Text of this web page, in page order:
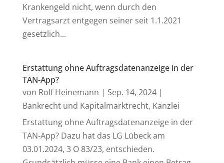
Krankengeld nicht, wenn durch den
Vertragsarzt entgegen seiner seit 1.1.2021
gesetzlich...
Erstattung ohne Auftragsdatenanzeige in der
TAN-App?
von Rolf Heinemann | Sep. 14, 2024|
Bankrecht und Kapitalmarktrecht, Kanzlei
Erstattung ohne Auftragsdatenanzeige in der
TAN-App? Dazu hat das LG Lübeck am
03.01.2024, 3 O 83/23, entschieden.